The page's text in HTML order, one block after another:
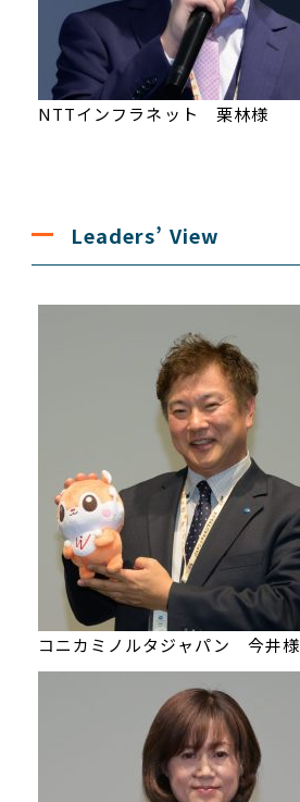
NTTインフラネット 栗林様
Leaders’ View
コニカミノルタジャパン 今井様